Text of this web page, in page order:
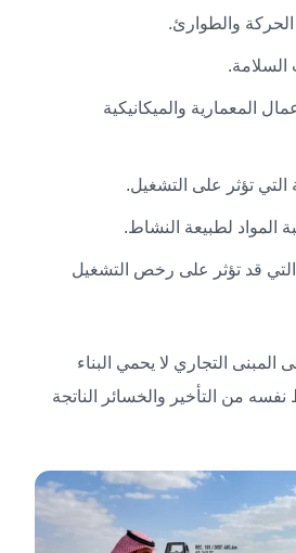
والطوارئ.
السلامة.
المعمارية والميكانيكية
التي تؤثر على التشغيل.
المواد لطبيعة النشاط.
التي قد تؤثر على رخص التشغيل
التجاري لا يحمي البناء
من التأخير والخسائر الناتجة